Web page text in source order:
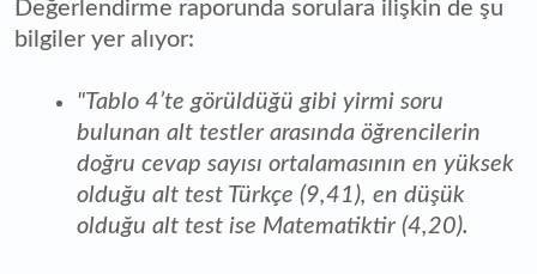
Değerlendirme raporunda sorulara ilişkin de şu
bilgiler yer alıyor:
"Tablo 4’te görüldüğü gibi yirmi soru
bulunan alt testler arasında öğrencilerin
doğru cevap sayısı ortalamasının en yüksek
olduğu alt test Türkçe (9,41), en düşük
olduğu alt test ise Matematiktir (4,20).